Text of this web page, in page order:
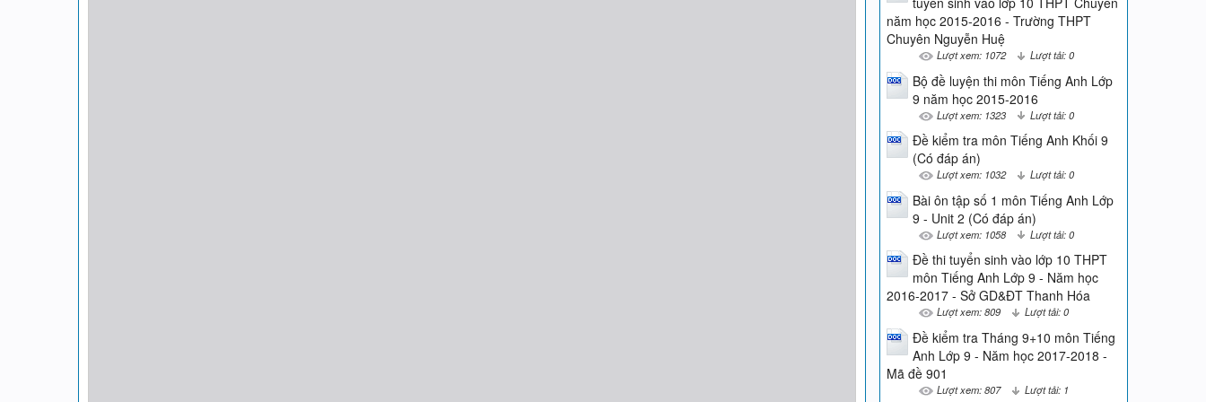
năm học 2015-2016 - Trường THPT
Chuyên Nguyễn Huệ
Lượt xem: 1072 Lượt tải: 0
Bộ đề luyện thi môn Tiếng Anh Lớp
9 năm học 2015-2016
Lượt xem: 1323 Lượt tải: 0
Đề kiểm tra môn Tiếng Anh Khối 9
(Có đáp án)
Lượt xem: 1032 Lượt tải: 0
Bài ôn tập số 1 môn Tiếng Anh Lớp
9 - Unit 2 (Có đáp án)
Lượt xem: 1058 Lượt tải: 0
Đề thi tuyển sinh vào lớp 10 THPT
môn Tiếng Anh Lớp 9 - Năm học
2016-2017 - Sở GD&ĐT Thanh Hóa
Lượt xem: 809 Lượt tải: 0
Đề kiểm tra Tháng 9+10 môn Tiếng
Anh Lớp 9 - Năm học 2017-2018 -
Mã đề 901
Lượt xem: 807 Lượt tải: 1